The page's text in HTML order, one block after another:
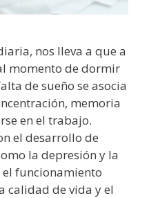
nos lleva a que a
momento de dormir
de sueño se asocia
memoria
en el trabajo.
el desarrollo de
la depresión y la
funcionamiento
calidad de vida y el